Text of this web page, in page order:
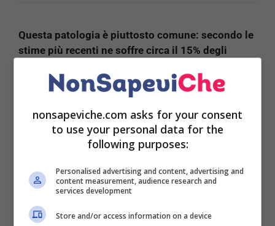
Questa patologia è piuttosto comune: secondo le
stime più recenti ne soffre circa il 15% degli
Il sintomo più comune che potrebbe far scattare
l’allarme è il reflusso gastroesofageo : tuttavia, tale
condizione non si presenta mai da sola.
L’ernia iatale, infatti, è accompagnata da una
potrebbero passare inosservati altri, invece,
possono essere ben più gravi.
cosa si tratta.
nonsapeviche.com asks for your consent
to use your personal data for the
following purposes:
Personalised advertising and content, advertising and
content measurement, audience research and
services development
Store and/or access information on a device